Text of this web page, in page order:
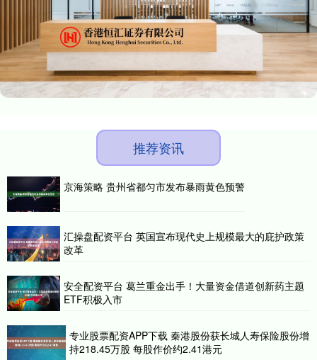
推荐资讯
京海策略 贵州省都匀市发布暴雨黄色预警
汇操盘配资平台 英国宣布现代史上规模最大的庇护政策
改革
安全配资平台 葛兰重金出手！大量资金借道创新药主题
ETF积极入市
专业股票配资APP下载 秦港股份获长城人寿保险股份增
持218.45万股 每股作价约2.41港元